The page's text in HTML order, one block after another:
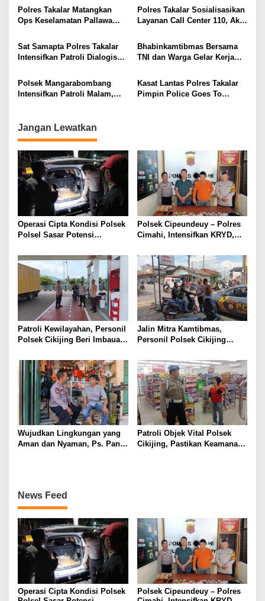
Kamseltibcarlantas Jelang
Ops Ketupat
Kesehatan
Polres Takalar Matangkan
Ops Keselamatan Pallawa
Mandiri Kewilayahan
Polres Takalar Sosialisasikan
Layanan Call Center 110, Aktif
Sat Samapta Polres Takalar
Intensifkan Patroli Dialogis
dan Permukiman
Bhabinkamtibmas Bersama
TNI dan Warga Gelar Kerja
Sampulungan
Polsek Mangarabombang
Intensifkan Patroli Malam,
Kasat Lantas Polres Takalar
Pimpin Police Goes To
Jangan Lewatkan
Operasi Cipta Kondisi Polsek
Polsel Sasar Potensi
Malam Hari
Polsek Cipeundeuy – Polres
Cimahi, Intensifkan KRYD,
Peredaran Narkoba, Miras
serta Obat Terlarang
Patroli Kewilayahan, Personil
Polsek Cikijing Beri Imbauan
Jalin Mitra Kamtibmas,
Personil Polsek Cikijing
Pengendara Ojek Pangkalan
Wujudkan Lingkungan yang
Aman dan Nyaman, Ps. Panit
Patroli Objek Vital Polsek
Cikijing, Pastikan Keamanan
News Feed
Operasi Cipta Kondisi Polsek
Polsek Cipeundeuy – Polres